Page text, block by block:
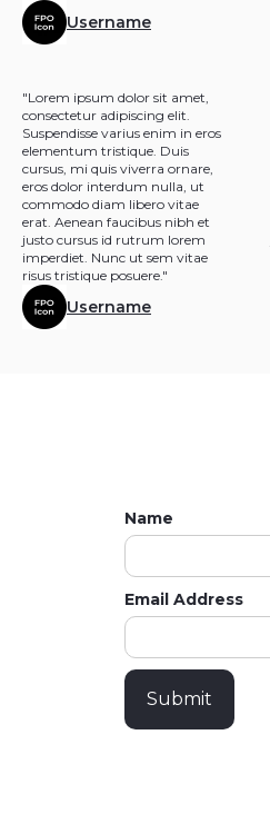
Username
"Lorem ipsum dolor sit amet,
consectetur adipiscing elit.
Suspendisse varius enim in eros
elementum tristique. Duis
cursus, mi quis viverra ornare,
eros dolor interdum nulla, ut
commodo diam libero vitae
erat. Aenean faucibus nibh et
justo cursus id rutrum lorem
imperdiet. Nunc ut sem vitae
risus tristique posuere."
Username
Name
Email Address